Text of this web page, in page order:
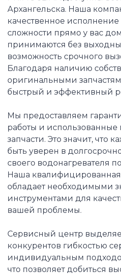
Архангельска. Наша
качественное
сложности прямо у вас
принимаются без
возможность срочного
Благодаря наличию
оригинальными
быстрый и эффективный
Мы предоставляем
работы и использованные
запчасти. Это значит, что
быть уверен в
своего водонагревателя
Наша квалифицированная
обладает необходимыми
инструментами для
вашей проблемы.
Сервисный центр
конкурентов гибкостью
индивидуальным
что позволяет добиться